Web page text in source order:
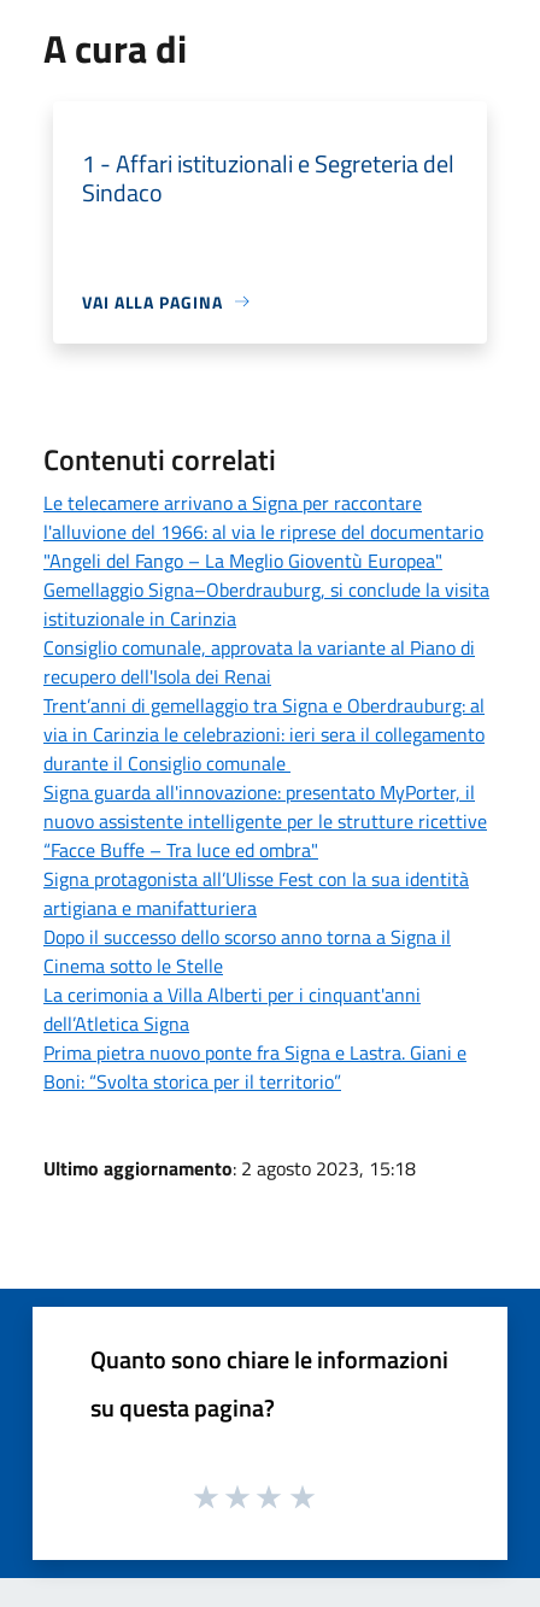
A cura di
1 - Affari istituzionali e Segreteria del
Sindaco
VAI ALLA PAGINA
Contenuti correlati
Le telecamere arrivano a Signa per raccontare
l'alluvione del 1966: al via le riprese del documentario
"Angeli del Fango – La Meglio Gioventù Europea"
Gemellaggio Signa–Oberdrauburg, si conclude la visita
istituzionale in Carinzia
Consiglio comunale, approvata la variante al Piano di
recupero dell'Isola dei Renai
Trent’anni di gemellaggio tra Signa e Oberdrauburg: al
via in Carinzia le celebrazioni: ieri sera il collegamento
durante il Consiglio comunale
Signa guarda all'innovazione: presentato MyPorter, il
nuovo assistente intelligente per le strutture ricettive
“Facce Buffe – Tra luce ed ombra"
Signa protagonista all’Ulisse Fest con la sua identità
artigiana e manifatturiera
Dopo il successo dello scorso anno torna a Signa il
Cinema sotto le Stelle
La cerimonia a Villa Alberti per i cinquant'anni
dell’Atletica Signa
Prima pietra nuovo ponte fra Signa e Lastra. Giani e
Boni: “Svolta storica per il territorio”
Ultimo aggiornamento: 2 agosto 2023, 15:18
Quanto sono chiare le informazioni
su questa pagina?